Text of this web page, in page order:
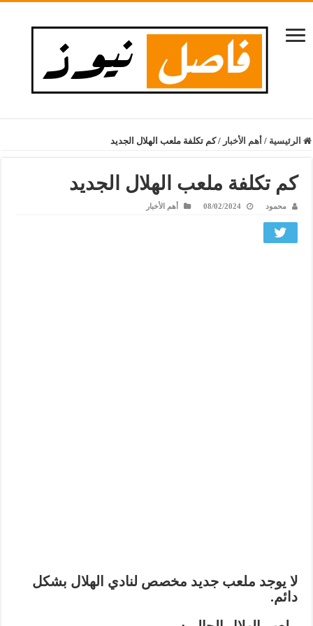
الرئيسية / أهم الأخبار / كم تكلفة ملعب الهلال الجديد
كم تكلفة ملعب الهلال الجديد
محمود 08/02/2024 أهم الأخبار
لا يوجد ملعب جديد مخصص لنادي الهلال بشكل
دائم.